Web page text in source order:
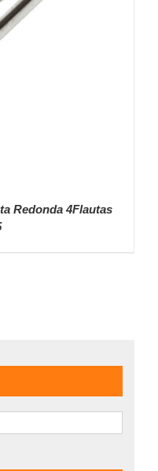
Redonda 4Flautas